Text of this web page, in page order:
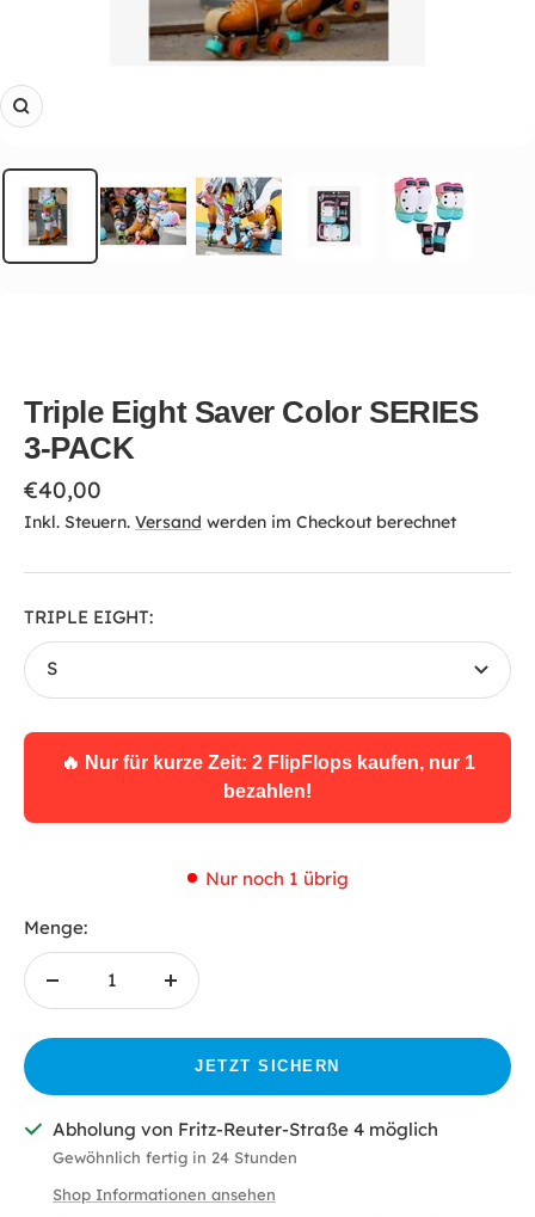
Zoom
Triple Eight Saver Color SERIES
3-PACK
Angebotspreis
€40,00
Inkl. Steuern. Versand werden im Checkout berechnet
TRIPLE EIGHT:
S
🔥 Nur für kurze Zeit: 2 FlipFlops kaufen, nur 1
bezahlen!
Nur noch 1 übrig
Menge:
Menge
Menge
JETZT SICHERN
Abholung von Fritz-Reuter-Straße 4 möglich
Gewöhnlich fertig in 24 Stunden
Shop Informationen ansehen